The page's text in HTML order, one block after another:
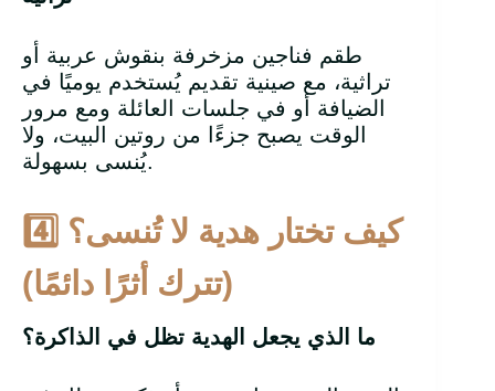
طقم فناجين مزخرفة بنقوش عربية أو
تراثية، مع صينية تقديم يُستخدم يوميًا في
الضيافة أو في جلسات العائلة ومع مرور
الوقت يصبح جزءًا من روتين البيت، ولا
يُنسى بسهولة.
4️ كيف تختار هدية لا تُنسى؟
(تترك أثرًا دائمًا)
ما الذي يجعل الهدية تظل في الذاكرة؟